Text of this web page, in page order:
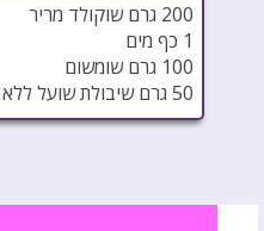
200 גרם שוקולד מריר
1 כף מים
100 גרם שומשום
50 גרם שיבולת שועל ללא גלוטן